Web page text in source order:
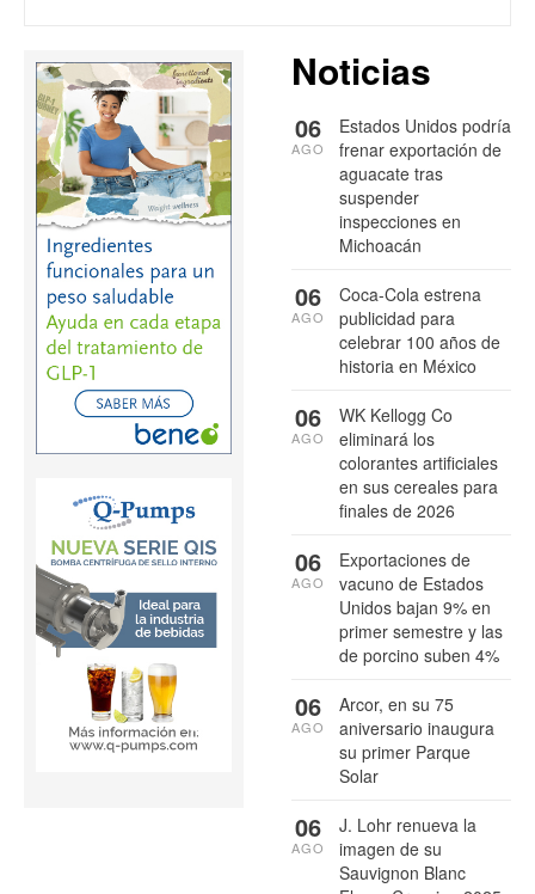
Noticias
Estados Unidos podría
frenar exportación de
aguacate tras
suspender
inspecciones en
Michoacán
06
AGO
Coca-Cola estrena
publicidad para
celebrar 100 años de
historia en México
06
AGO
WK Kellogg Co
eliminará los
colorantes artificiales
en sus cereales para
finales de 2026
06
AGO
Exportaciones de
vacuno de Estados
Unidos bajan 9% en
primer semestre y las
de porcino suben 4%
06
AGO
Arcor, en su 75
aniversario inaugura
su primer Parque
Solar
06
AGO
J. Lohr renueva la
imagen de su
Sauvignon Blanc
06
AGO